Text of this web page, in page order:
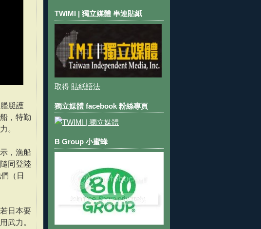
艇護
，特勤
。
，漁船
同登陸
（日
日本要
武力。
TWIMI | 獨立媒體 串連貼紙
取得 貼紙語法
獨立媒體 facebook 粉絲專頁
B Group 小蜜蜂